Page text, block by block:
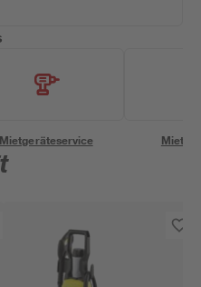
Mietgeräteservice